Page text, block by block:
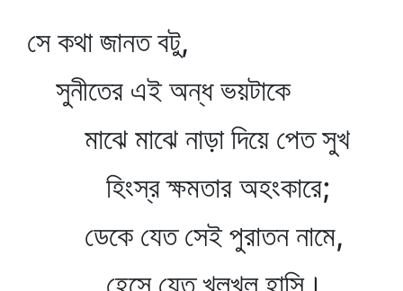
সে কথা জানত বটু,
সুনীতের এই অন্ধ ভয়টাকে
মাঝে মাঝে নাড়া দিয়ে পেত সুখ
হিংস্র ক্ষমতার অহংকারে;
ডেকে যেত সেই পুরাতন নামে,